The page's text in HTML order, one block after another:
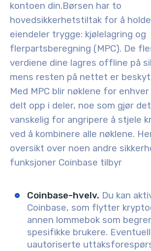
kontoen din.Børsen har to
hovedsikkerhetstiltak for å
eiendeler trygge: kjølelagring og
flerpartsberegning (MPC). De
verdiene dine lagres offline på
mens resten på nettet er
Med MPC blir nøklene for
delt opp i deler, noe som gjør
vanskelig for angripere å stjele
ved å kombinere alle nøklene.
oversikt over noen andre
funksjoner Coinbase tilbyr
Coinbase-hvelv. Du kan
Coinbase, som flytter
annen lommebok som
spesifikke brukere.
uautoriserte